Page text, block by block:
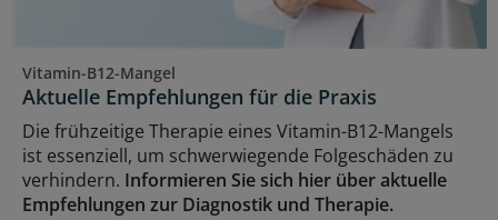
Vitamin-B12-Mangel
Aktuelle Empfehlungen für die Praxis
Die frühzeitige Therapie eines Vitamin-B12-Mangels
ist essenziell, um schwerwiegende Folgeschäden zu
verhindern. Informieren Sie sich hier über aktuelle
Empfehlungen zur Diagnostik und Therapie.